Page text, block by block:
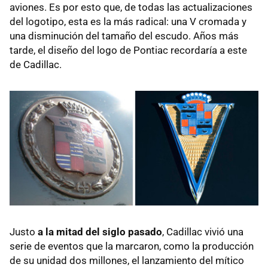
aviones. Es por esto que, de todas las actualizaciones
del logotipo, esta es la más radical: una V cromada y
una disminución del tamaño del escudo. Años más
tarde, el diseño del logo de Pontiac recordaría a este
de Cadillac.
Justo a la mitad del siglo pasado, Cadillac vivió una
serie de eventos que la marcaron, como la producción
de su unidad dos millones, el lanzamiento del mítico